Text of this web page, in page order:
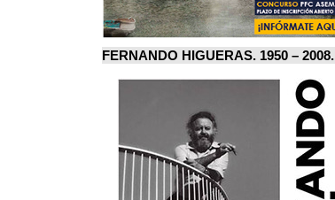
FERNANDO HIGUERAS. 1950 – 2008.